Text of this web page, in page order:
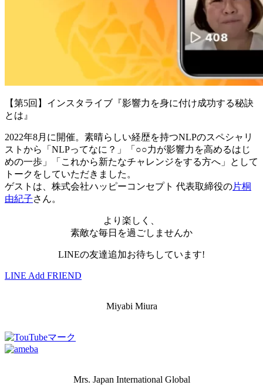
【第5回】インスタライブ『影響力を身に付け成功する秘訣
とは』
2022年8月に開催。素晴らしい経歴を持つNLPのスペシャリ
ストから「NLPってなに？」「○○力が影響力を高めるはじ
めの一歩」「これから新たなチャレンジをする方へ」として
トークをしていただきました。
ゲストは、株式会社ハッピーコンセプト 代表取締役の片桐
由紀子さん。
より楽しく、
素敵な毎日を過ごしませんか
LINEの友達追加お待ちしています!
LINE Add FRIEND
Miyabi Miura
Mrs. Japan International Global